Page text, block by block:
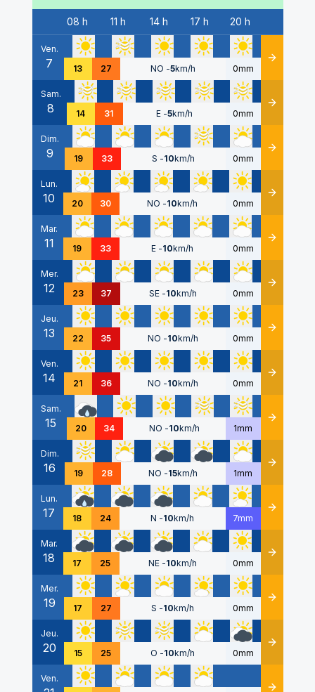
Date
08 h 11 h 14 h 17 h 20 h
Ven.
7 13 27 NO -5km/h 0mm Détails
Sam.
8 14 31 E -5km/h 0mm Détails
Dim.
9 19 33 S -10km/h 0mm Détails
Lun.
10 20 30 NO -10km/h 0mm Détails
Mar.
11 19 33 E -10km/h 0mm Détails
Mer.
12 23 37 SE -10km/h 0mm Détails
Jeu.
13 22 35 NO -10km/h 0mm Détails
Ven.
14 21 36 NO -10km/h 0mm Détails
Sam.
15 20 34 NO -10km/h 1mm Détails
Dim.
16 19 28 NO -15km/h 1mm Détails
Lun.
17 18 24 N -10km/h 7mm Détails
Mar.
18 17 25 NE -10km/h 0mm Détails
Mer.
19 17 27 S -10km/h 0mm Détails
Jeu.
20 15 25 O -10km/h 0mm Détails
Ven.